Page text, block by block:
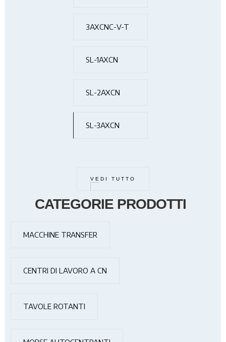
3AXCNC-V-T
SL-1AXCN
SL-2AXCN
SL-3AXCN
VEDI TUTTO
CATEGORIE PRODOTTI
MACCHINE TRANSFER
CENTRI DI LAVORO A CN
TAVOLE ROTANTI